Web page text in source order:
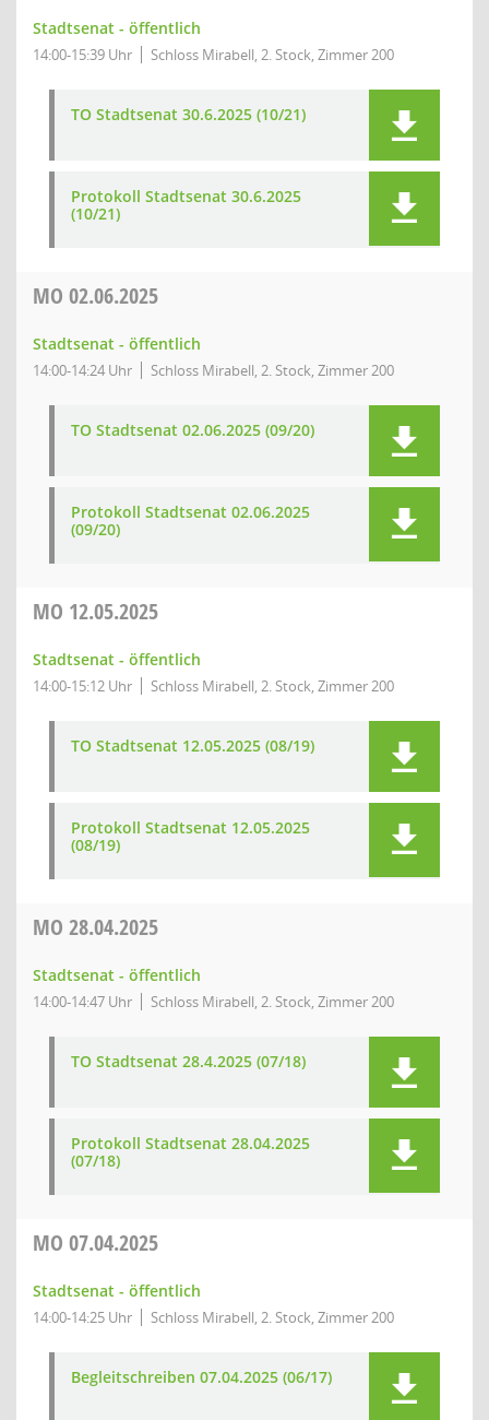
Stadtsenat - öffentlich
14:00-15:39 Uhr Schloss Mirabell, 2. Stock, Zimmer 200
TO Stadtsenat 30.6.2025 (10/21)
Protokoll Stadtsenat 30.6.2025
(10/21)
MO 02.06.2025
Stadtsenat - öffentlich
14:00-14:24 Uhr Schloss Mirabell, 2. Stock, Zimmer 200
TO Stadtsenat 02.06.2025 (09/20)
Protokoll Stadtsenat 02.06.2025
(09/20)
MO 12.05.2025
Stadtsenat - öffentlich
14:00-15:12 Uhr Schloss Mirabell, 2. Stock, Zimmer 200
TO Stadtsenat 12.05.2025 (08/19)
Protokoll Stadtsenat 12.05.2025
(08/19)
MO 28.04.2025
Stadtsenat - öffentlich
14:00-14:47 Uhr Schloss Mirabell, 2. Stock, Zimmer 200
TO Stadtsenat 28.4.2025 (07/18)
Protokoll Stadtsenat 28.04.2025
(07/18)
MO 07.04.2025
Stadtsenat - öffentlich
14:00-14:25 Uhr Schloss Mirabell, 2. Stock, Zimmer 200
Begleitschreiben 07.04.2025 (06/17)